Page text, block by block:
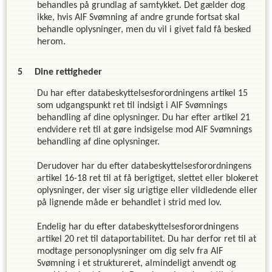
behandles på grundlag af samtykket. Det gælder dog
ikke, hvis AIF Svømning af andre grunde fortsat skal
behandle oplysninger, men du vil i givet fald få besked
herom.
Dine rettigheder
Du har efter databeskyttelsesforordningens artikel 15
som udgangspunkt ret til indsigt i AIF Svømnings
behandling af dine oplysninger. Du har efter artikel 21
endvidere ret til at gøre indsigelse mod AIF Svømnings
behandling af dine oplysninger.
Derudover har du efter databeskyttelsesforordningens
artikel 16-18 ret til at få berigtiget, slettet eller blokeret
oplysninger, der viser sig urigtige eller vildledende eller
på lignende måde er behandlet i strid med lov.
Endelig har du efter databeskyttelsesforordningens
artikel 20 ret til dataportabilitet. Du har derfor ret til at
modtage personoplysninger om dig selv fra AIF
Svømning i et struktureret, almindeligt anvendt og